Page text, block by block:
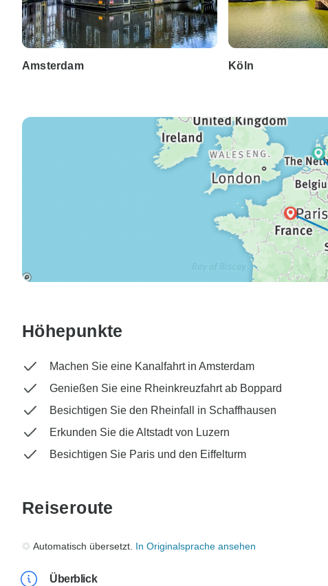
Amsterdam Köln
Höhepunkte
Machen Sie eine Kanalfahrt in Amsterdam
Genießen Sie eine Rheinkreuzfahrt ab Boppard
Besichtigen Sie den Rheinfall in Schaffhausen
Erkunden Sie die Altstadt von Luzern
Besichtigen Sie Paris und den Eiffelturm
Reiseroute
Automatisch übersetzt. In Originalsprache ansehen
Überblick